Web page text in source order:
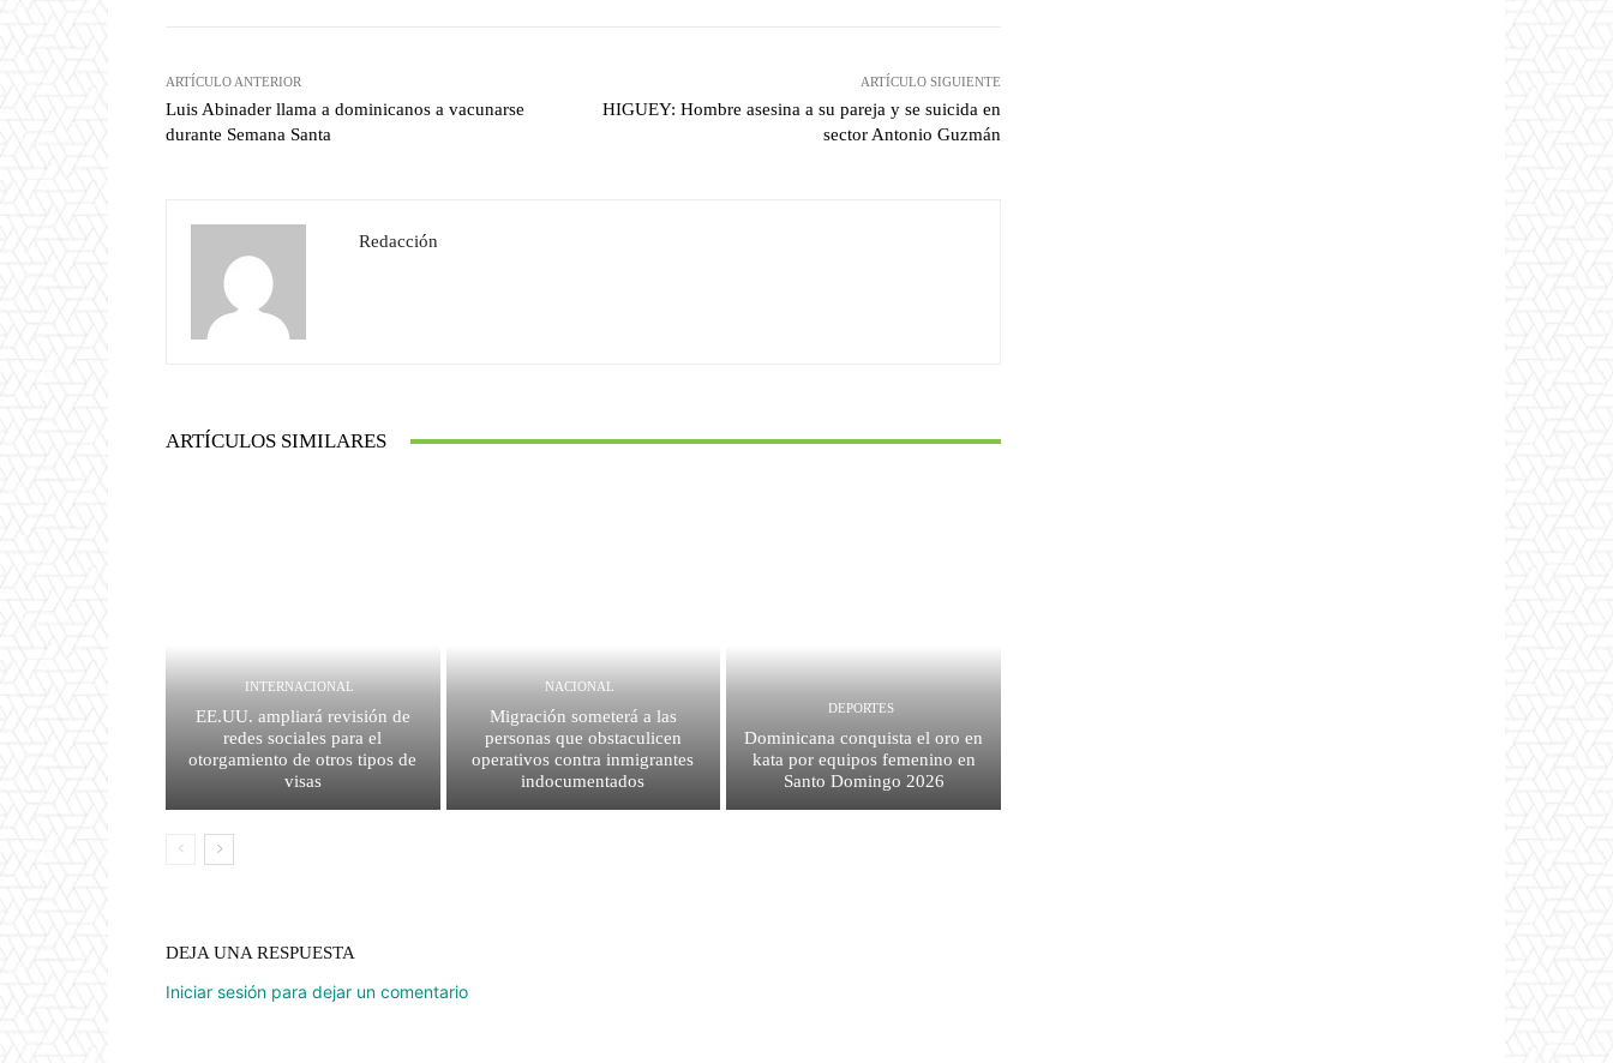
ARTÍCULO ANTERIOR
Luis Abinader llama a dominicanos a vacunarse
durante Semana Santa
ARTÍCULO SIGUIENTE
HIGUEY: Hombre asesina a su pareja y se suicida en
sector Antonio Guzmán
Redacción
ARTÍCULOS SIMILARES
INTERNACIONAL
EE.UU. ampliará revisión de
redes sociales para el
otorgamiento de otros tipos de
visas
NACIONAL
Migración someterá a las
personas que obstaculicen
operativos contra inmigrantes
indocumentados
DEPORTES
Dominicana conquista el oro en
kata por equipos femenino en
Santo Domingo 2026
DEJA UNA RESPUESTA
Iniciar sesión para dejar un comentario